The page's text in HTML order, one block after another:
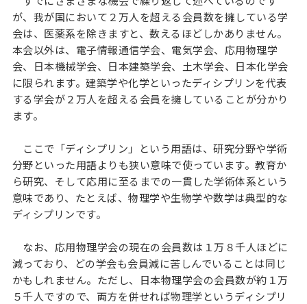
が、我が国において２万人を超える会員数を擁している学
会は、医薬系を除きますと、数えるほどしかありません。
本会以外は、電子情報通信学会、電気学会、応用物理学
会、日本機械学会、日本建築学会、土木学会、日本化学会
に限られます。建築学や化学といったディシプリンを代表
する学会が２万人を超える会員を擁していることが分かり
ます。
ここで「ディシプリン」という用語は、研究分野や学術
分野といった用語よりも狭い意味で使っています。教育か
ら研究、そして応用に至るまでの一貫した学術体系という
意味であり、たとえば、物理学や生物学や数学は典型的な
ディシプリンです。
なお、応用物理学会の現在の会員数は１万８千人ほどに
減っており、どの学会も会員減に苦しんでいることは同じ
かもしれません。ただし、日本物理学会の会員数が約１万
５千人ですので、両方を併せれば物理学というディシプリ